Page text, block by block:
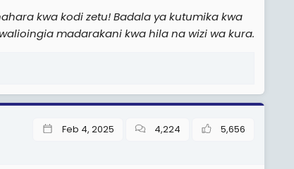
kwa kodi zetu! Badala ya kutumika kwa
madarakani kwa hila na wizi wa kura.
Feb 4, 2025 4,224 5,656